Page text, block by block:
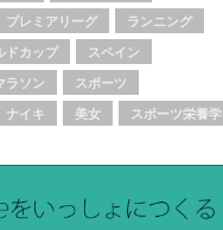
プレミアリーグ ランニング
ドカップ スペイン
ラソン スポーツ
ナイキ 美女 スポーツ栄養学